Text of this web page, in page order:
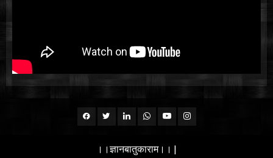
Facebook
TwitterLinkedinwhatsapp
YoutubeInstagram
।।ज्ञानबातुकाराम।। |